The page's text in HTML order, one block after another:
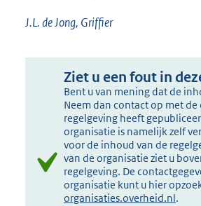
J.L. de Jong, Griffier
Ziet u een fout in
Bent u van mening dat de
Neem dan contact op met
regelgeving heeft
organisatie is namelijk zelf
voor de inhoud van de
van de organisatie ziet u
regelgeving. De
organisatie kunt u hier
organisaties.overheid.nl.